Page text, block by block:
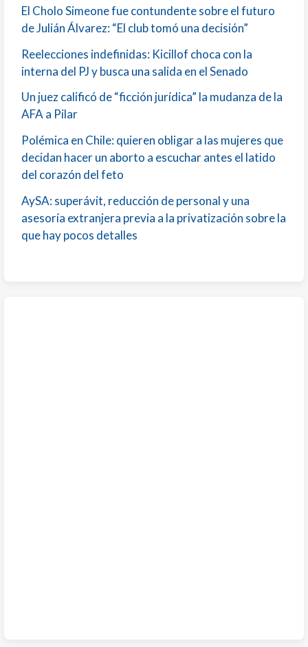
El Cholo Simeone fue contundente sobre el futuro
de Julián Álvarez: “El club tomó una decisión”
Reelecciones indefinidas: Kicillof choca con la
interna del PJ y busca una salida en el Senado
Un juez calificó de “ficción jurídica” la mudanza de la
AFA a Pilar
Polémica en Chile: quieren obligar a las mujeres que
decidan hacer un aborto a escuchar antes el latido
del corazón del feto
AySA: superávit, reducción de personal y una
asesoría extranjera previa a la privatización sobre la
que hay pocos detalles